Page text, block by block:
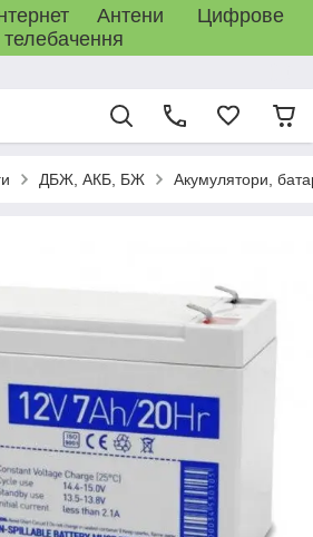
Інтернет Антени Цифрове
телебачення
ДБЖ, АКБ, БЖ Акумулятори,